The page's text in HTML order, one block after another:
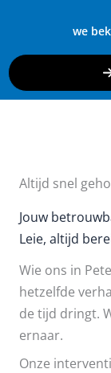
we
Altijd snel
Jouw
Leie, altijd
Wie ons in
hetzelfde
de tijd dringt.
ernaar.
Onze